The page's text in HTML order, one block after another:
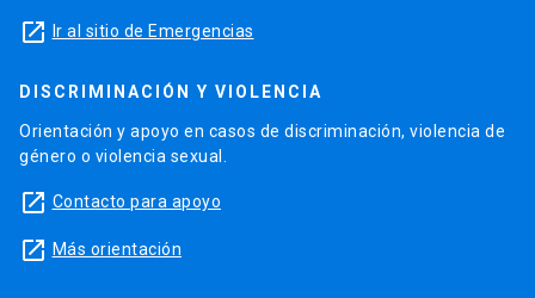
launch Ir al sitio de Emergencias
DISCRIMINACIÓN Y VIOLENCIA
Orientación y apoyo en casos de discriminación, violencia de
género o violencia sexual.
launch Contacto para apoyo
launch Más orientación